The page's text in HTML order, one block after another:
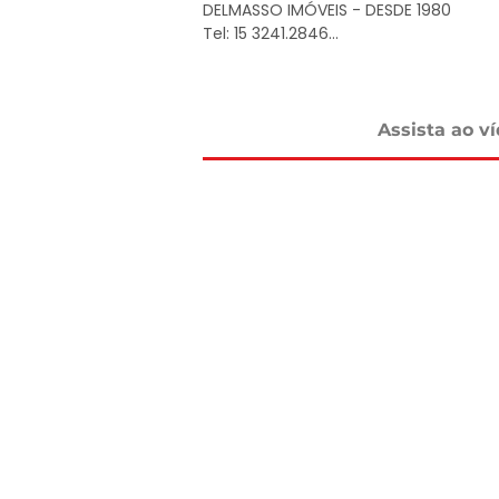
DELMASSO IMÓVEIS - DESDE 1980
Tel: 15 3241.2846
Assista ao